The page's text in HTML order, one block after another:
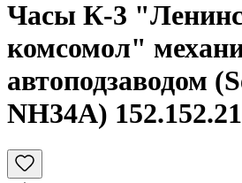
Часы К-3
комсомол"
автоподзаводом
NH34A) 152.152.21